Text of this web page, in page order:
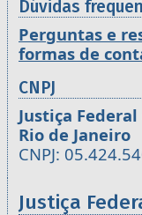
Dúvidas
Perguntas e
formas de
CNPJ
Justiça
Rio de Janeiro
CNPJ:
Justiça